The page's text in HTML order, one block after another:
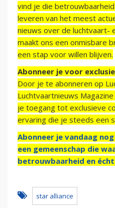
vind je die
leveren van het meest
nieuws over de luchtvaart-
maakt ons een onmisbare
een stap voor willen blijven.
Abonneer je voor
Door je te abonneren op
Luchtvaartnieuws
je toegang tot exclusieve
ervaring die je steeds een
Abonneer je vandaag
een gemeenschap die
betrouwbaarheid en
star alliance